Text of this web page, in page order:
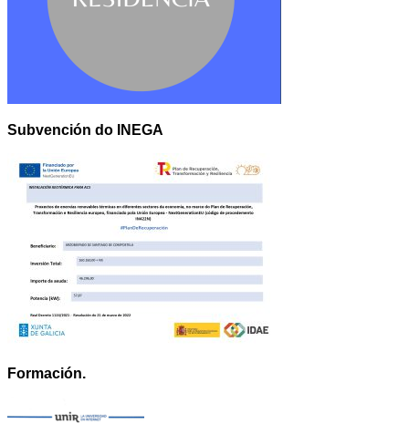
Subvención do INEGA
Formación.